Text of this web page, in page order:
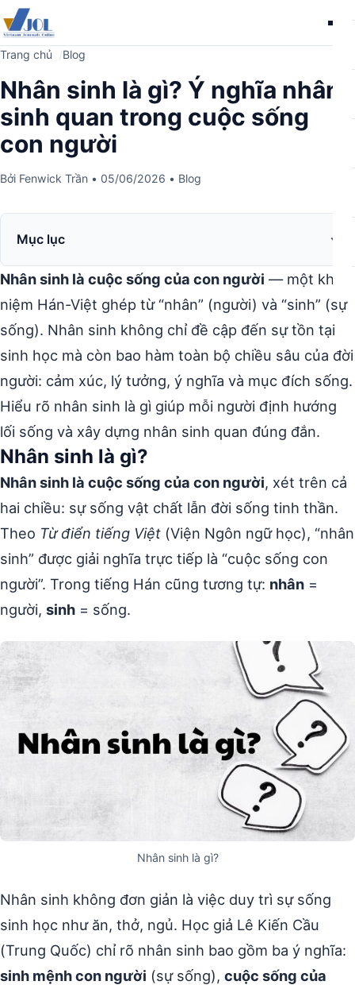
Trang chủ Blog
Nhân sinh là gì? Ý nghĩa nhân
sinh quan trong cuộc sống
con người
Bởi Fenwick Trần • 05/06/2026 • Blog
Mục lục
Nhân sinh là cuộc sống của con người — một khái
niệm Hán-Việt ghép từ “nhân” (người) và “sinh” (sự
sống). Nhân sinh không chỉ đề cập đến sự tồn tại
sinh học mà còn bao hàm toàn bộ chiều sâu của đời
người: cảm xúc, lý tưởng, ý nghĩa và mục đích sống.
Hiểu rõ nhân sinh là gì giúp mỗi người định hướng
lối sống và xây dựng nhân sinh quan đúng đắn.
Nhân sinh là gì?
Nhân sinh là cuộc sống của con người, xét trên cả
hai chiều: sự sống vật chất lẫn đời sống tinh thần.
Theo Từ điển tiếng Việt (Viện Ngôn ngữ học), “nhân
sinh” được giải nghĩa trực tiếp là “cuộc sống con
người”. Trong tiếng Hán cũng tương tự: nhân =
người, sinh = sống.
Nhân sinh là gì?
Nhân sinh không đơn giản là việc duy trì sự sống
sinh học như ăn, thở, ngủ. Học giả Lê Kiến Cầu
(Trung Quốc) chỉ rõ nhân sinh bao gồm ba ý nghĩa:
sinh mệnh con người (sự sống), cuộc sống của